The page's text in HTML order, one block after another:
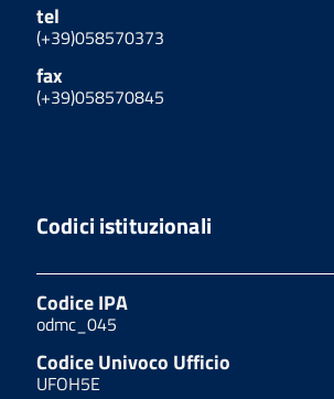
tel
(+39)058570373
fax
(+39)058570845
Codici istituzionali
Codice IPA
odmc_045
Codice Univoco Ufficio
UFOH5E